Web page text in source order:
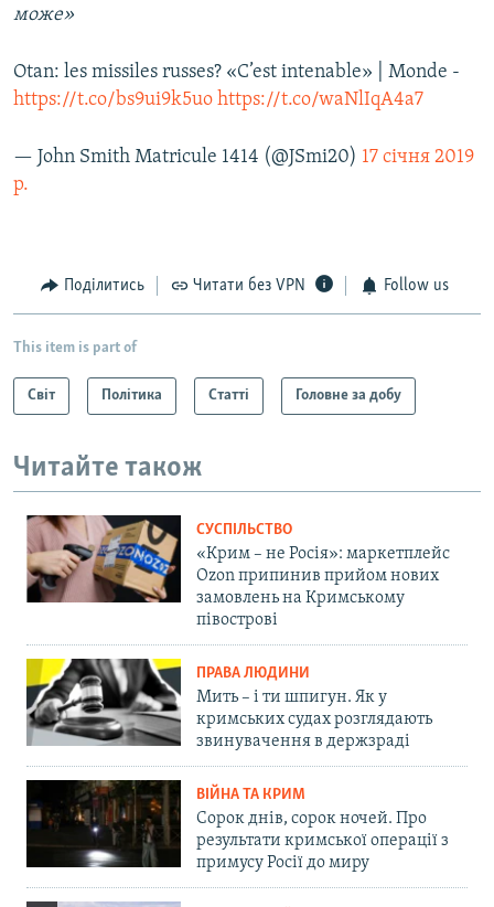
може»
Otan: les missiles russes? «C’est intenable» | Monde -
https://t.co/bs9ui9k5uo https://t.co/waNlIqA4a7
— John Smith Matricule 1414 (@JSmi20) 17 січня 2019
р.
Поділитись Читати без VPN Follow us
This item is part of
Світ Політика Статті Головне за добу
Читайте також
СУСПІЛЬСТВО
«Крим – не Росія»: маркетплейс
Ozon припинив прийом нових
замовлень на Кримському
півострові
ПРАВА ЛЮДИНИ
Мить – і ти шпигун. Як у
кримських судах розглядають
звинувачення в держзраді
ВІЙНА ТА КРИМ
Сорок днів, сорок ночей. Про
результати кримської операції з
примусу Росії до миру